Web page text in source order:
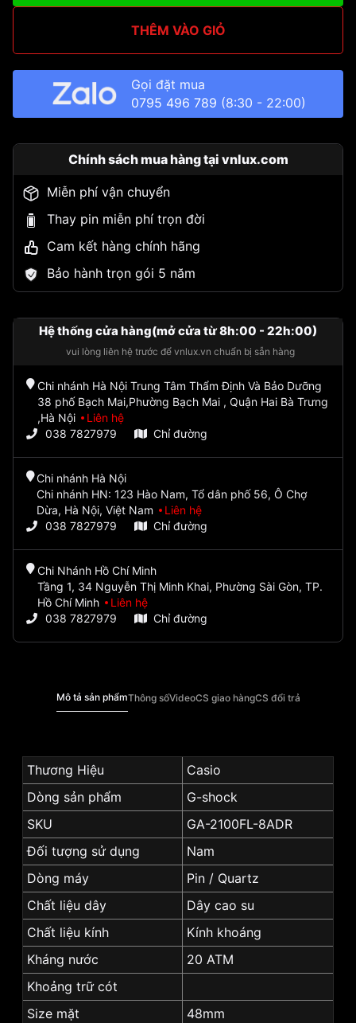
THÊM VÀO GIỎ
Gọi đặt mua
0795 496 789 (8:30 - 22:00)
Chính sách mua hàng tại vnlux.com
Miễn phí vận chuyển
Thay pin miễn phí trọn đời
Cam kết hàng chính hãng
Bảo hành trọn gói 5 năm
Hệ thống cửa hàng(mở cửa từ 8h:00 - 22h:00)
vui lòng liên hệ trước để vnlux.vn chuẩn bị sẵn hàng
Chi nhánh Hà Nội Trung Tâm Thẩm Định Và Bảo Dưỡng
38 phố Bạch Mai,Phường Bạch Mai , Quận Hai Bà Trưng
,Hà Nội
Liên hệ
038 7827979
Chỉ đường
Chi nhánh Hà Nội
Chi nhánh HN: 123 Hào Nam, Tổ dân phố 56, Ô Chợ
Dừa, Hà Nội, Việt Nam
Liên hệ
038 7827979
Chỉ đường
Chi Nhánh Hồ Chí Minh
Tầng 1, 34 Nguyễn Thị Minh Khai, Phường Sài Gòn, TP.
Hồ Chí Minh
Liên hệ
038 7827979
Chỉ đường
Mô tả sản phẩmThông sốVideoCS giao hàngCS đổi trả
Thương Hiệu
Casio
Dòng sản phẩm
G-shock
SKU
GA-2100FL-8ADR
Đối tượng sử dụng
Nam
Dòng máy
Pin / Quartz
Chất liệu dây
Dây cao su
Chất liệu kính
Kính khoáng
Kháng nước
20 ATM
Khoảng trữ cót
Size mặt
48mm